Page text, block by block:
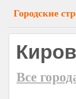
Городские
Все